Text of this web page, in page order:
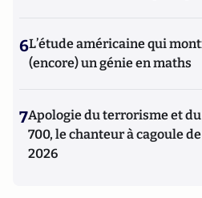
6L’étude américaine qui
(encore) un génie en maths
7Apologie du terrorisme et
700, le chanteur à cagoule de
2026